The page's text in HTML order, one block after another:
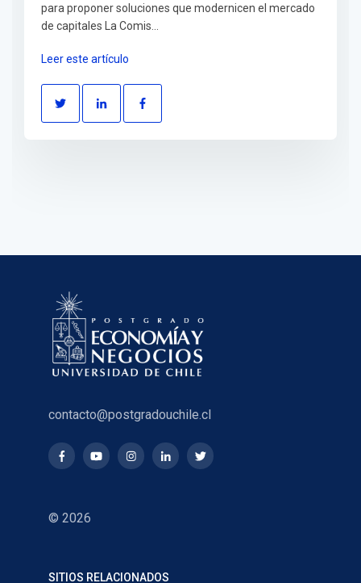
para proponer soluciones que modernicen el mercado
de capitales La Comis...
Leer este artículo
contacto@postgradouchile.cl
© 2026
SITIOS RELACIONADOS